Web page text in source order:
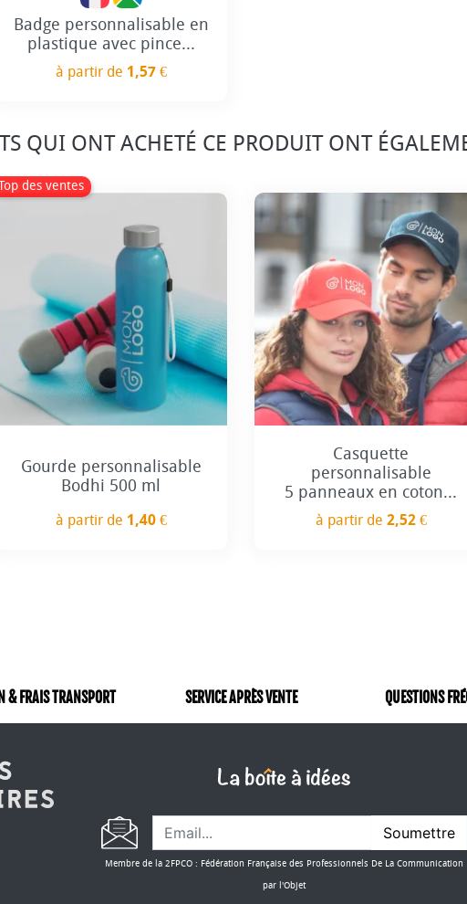
Badge personnalisable en
plastique avec pince...
à partir de 1,57 €
QUI ONT ACHETÉ CE PRODUIT ONT
des ventes
Gourde personnalisable
Bodhi 500 ml
à partir de 1,40 €
Casquette
personnalisable
5 panneaux en coton...
à partir de 2,52 €
& FRAIS TRANSPORT SERVICE APRÈS VENTE QUESTIONS
Soumettre
Membre de la 2FPCO : Fédération Française des Professionnels De La Communication
par l'Objet